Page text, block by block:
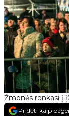
Žmonės renkasi į
Pridėti kaip